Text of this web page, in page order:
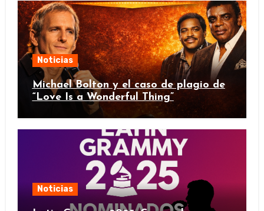
Noticias
Michael Bolton y el caso de plagio de
“Love Is a Wonderful Thing”
Noticias